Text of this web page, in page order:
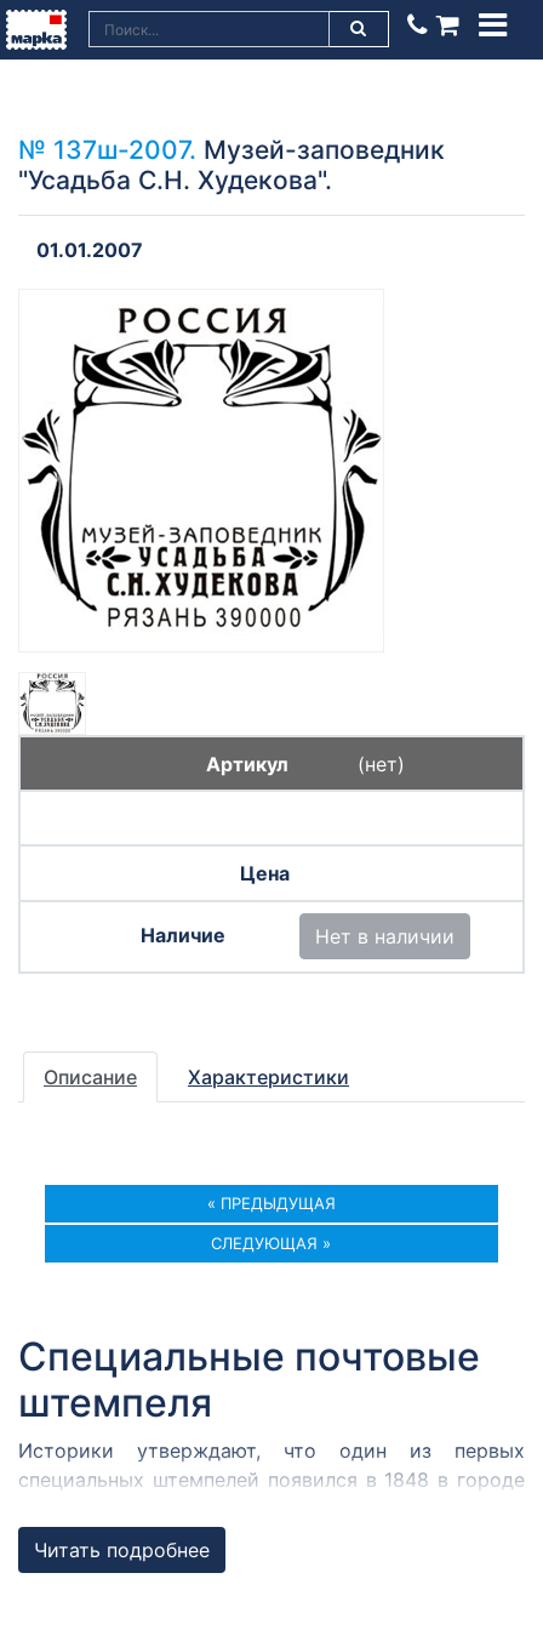
№ 137ш-2007. Музей-заповедник
"Усадьба С.Н. Худекова".
01.01.2007
(нет)
Нет в наличии
Описание Характеристики
« ПРЕДЫДУЩАЯ
СЛЕДУЮЩАЯ »
Специальные почтовые
штемпеля
Историки утверждают, что один из первых
специальных штемпелей появился в 1848 в городе
собрался Кромержижский парламент.
Парламентарии решили отметить его работу
Читать подробнее